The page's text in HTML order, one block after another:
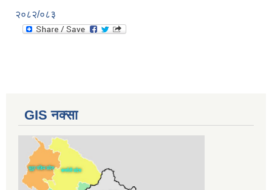
२०८२/०८३
GIS नक्सा